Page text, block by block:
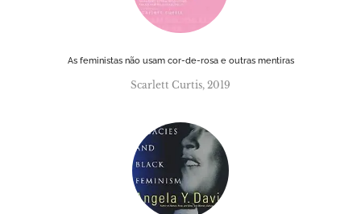
As feministas não usam cor-de-rosa e outras mentiras
Scarlett Curtis, 2019